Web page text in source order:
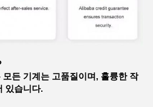
든 기계는 고품질이며, 훌륭한 작
있습니다.